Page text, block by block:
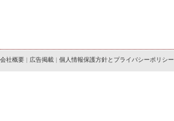
会社概要 | 広告掲載 | 個人情報保護方針とプライバシーポリシー